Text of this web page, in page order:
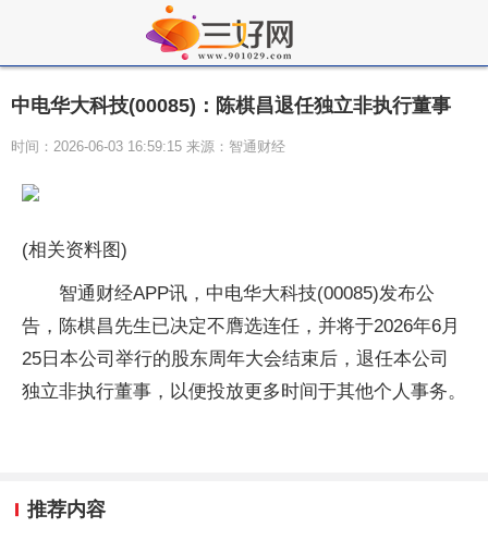
中电华大科技(00085)：陈棋昌退任独立非执行董事
时间：2026-06-03 16:59:15 来源：智通财经
(相关资料图)
智通财经APP讯，中电华大科技(00085)发布公
告，陈棋昌先生已决定不膺选连任，并将于2026年6月
25日本公司举行的股东周年大会结束后，退任本公司
独立非执行董事，以便投放更多时间于其他个人事务。
推荐内容